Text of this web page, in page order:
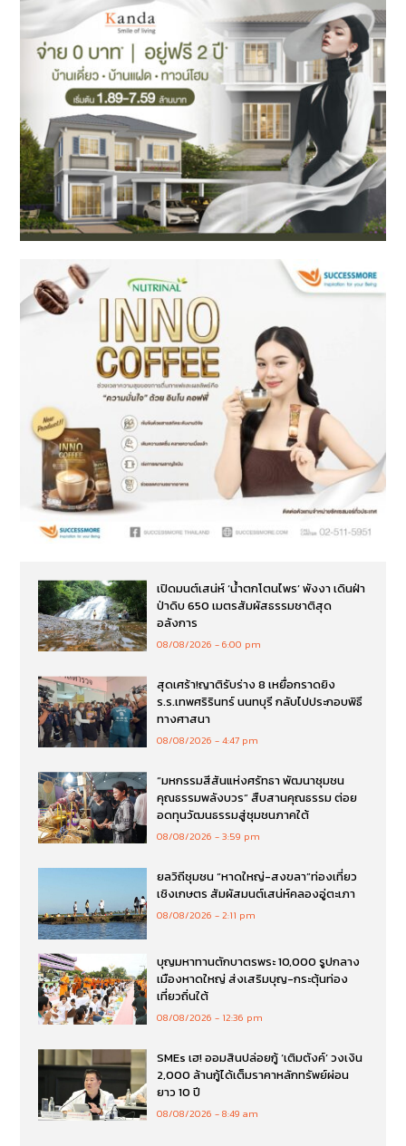
เปิดมนต์เสน่ห์ ‘น้ำตกโตนไพร’ พังงา เดินฝ่า
ป่าดิบ 650 เมตรสัมผัสธรรมชาติสุด
อลังการ
08/08/2026 6:00 pm
สุดเศร้า!ญาติรับร่าง 8 เหยื่อกราดยิง
ร.ร.เทพศริรินทร์ นนทบุรี กลับไปประกอบพิธี
ทางศาสนา
08/08/2026 4:47 pm
“มหกรรมสีสันแห่งศรัทธา พัฒนาชุมชน
คุณธรรมพลังบวร” สืบสานคุณธรรม ต่อย
อดทุนวัฒนธรรมสู่ชุมชนภาคใต้
08/08/2026 3:59 pm
ยลวิถีชุมชน “หาดใหญ่-สงขลา”ท่องเที่ยว
เชิงเกษตร สัมผัสมนต์เสน่ห์คลองอู่ตะเภา
08/08/2026 2:11 pm
บุญมหาทานตักบาตรพระ 10,000 รูปกลาง
เมืองหาดใหญ่ ส่งเสริมบุญ-กระตุ้นท่อง
เที่ยวถิ่นใต้
08/08/2026 12:36 pm
SMEs เฮ! ออมสินปล่อยกู้ ‘เติมตังค์’ วงเงิน
2,000 ล้านกู้ได้เต็มราคาหลักทรัพย์ผ่อน
ยาว 10 ปี
08/08/2026 8:49 am